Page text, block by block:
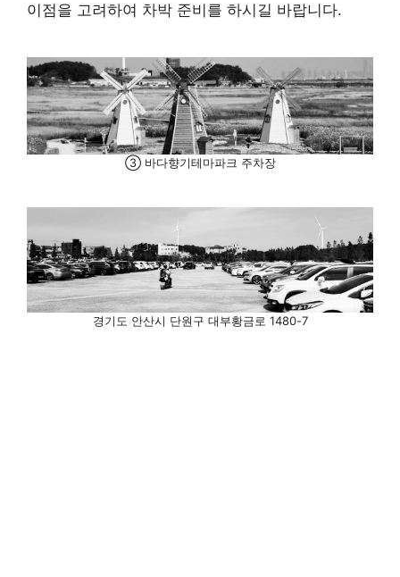
이점을 고려하여 차박 준비를 하시길 바랍니다.
③ 바다향기테마파크 주차장
경기도 안산시 단원구 대부황금로 1480-7